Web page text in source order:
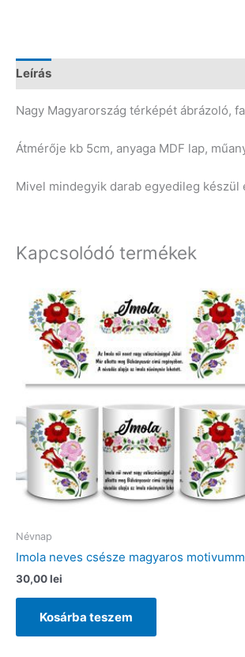
Leírás
Nagy Magyarország térképét ábrázoló,
Átmérője kb 5cm, anyaga MDF lap,
Mivel mindegyik darab egyedileg
Kapcsolódó termékek
Névnap
Imola neves csésze magyaros
30,00lei
Kosárba teszem